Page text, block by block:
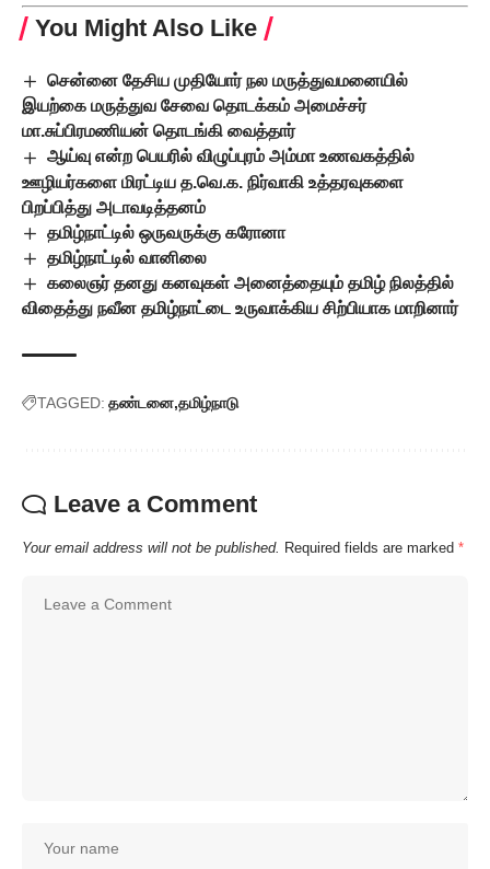
You Might Also Like
சென்னை தேசிய முதியோர் நல மருத்துவமனையில்
இயற்கை மருத்துவ சேவை தொடக்கம் அமைச்சர்
மா.சுப்பிரமணியன் தொடங்கி வைத்தார்
ஆய்வு என்ற பெயரில் விழுப்புரம் அம்மா உணவகத்தில்
ஊழியர்களை மிரட்டிய த.வெ.க. நிர்வாகி உத்தரவுகளை
பிறப்பித்து அடாவடித்தனம்
தமிழ்நாட்டில் ஒருவருக்கு கரோனா
தமிழ்நாட்டில் வானிலை
கலைஞர் தனது கனவுகள் அனைத்தையும் தமிழ் நிலத்தில்
விதைத்து நவீன தமிழ்நாட்டை உருவாக்கிய சிற்பியாக மாறினார்
TAGGED: தண்டனை தமிழ்நாடு
Leave a Comment
Your email address will not be published. Required fields are marked *